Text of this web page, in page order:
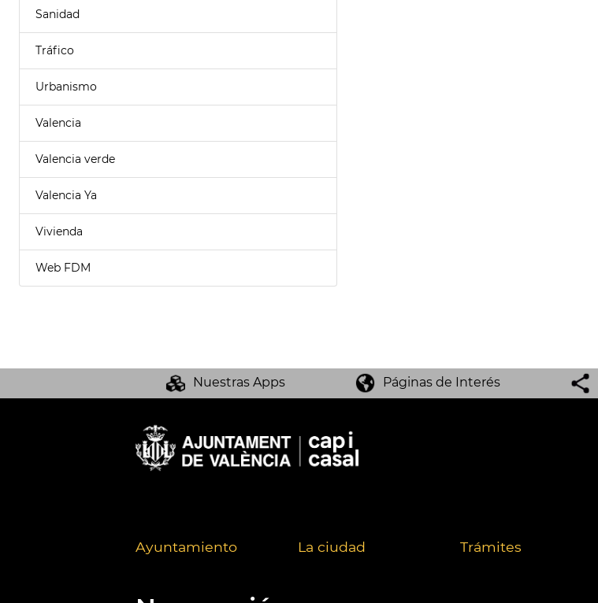
Sanidad
Tráfico
Urbanismo
Valencia
Valencia verde
Valencia Ya
Vivienda
Web FDM
Nuestras Apps Páginas de Interés
Ayuntamiento La ciudad Trámites